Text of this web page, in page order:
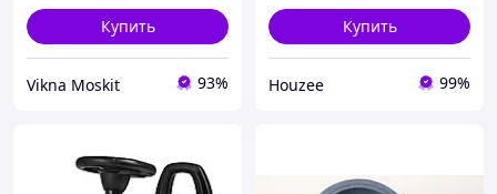
Купить
Vikna Moskit 93%
Купить
Houzee 99%